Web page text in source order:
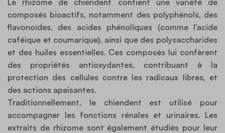
composés bioactifs, notamment des polyphénols, des
flavonoïdes, des acides phénoliques (comme l’acide
caféique et coumarique), ainsi que des polysaccharides
et des huiles essentielles. Ces composés lui confèrent
des propriétés antioxydantes, contribuant à la
protection des cellules contre les radicaux libres, et
des actions apaisantes.
Traditionnellement, le chiendent est utilisé pour
accompagner les fonctions rénales et urinaires. Les
extraits de rhizome sont également étudiés pour leur